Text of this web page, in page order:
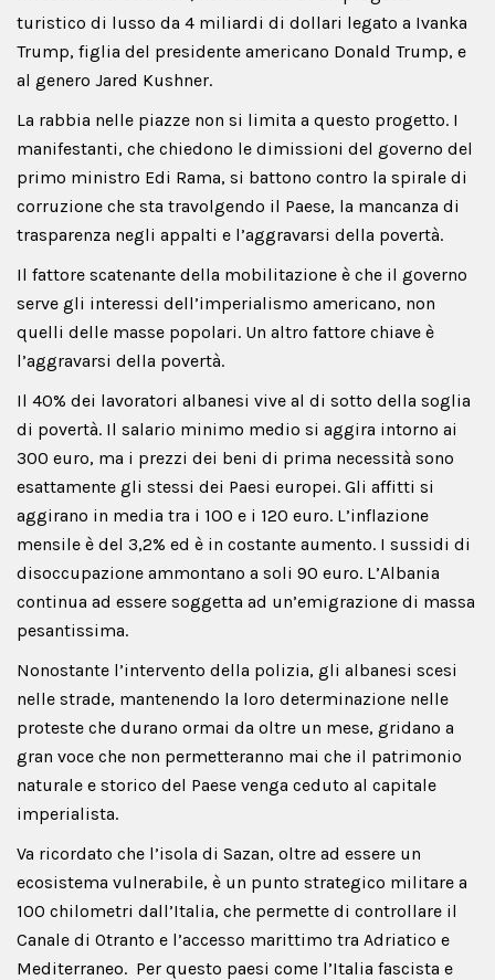
turistico di lusso da 4 miliardi di dollari legato a Ivanka
Trump, figlia del presidente americano Donald Trump, e
al genero Jared Kushner.
La rabbia nelle piazze non si limita a questo progetto. I
manifestanti, che chiedono le dimissioni del governo del
primo ministro Edi Rama, si battono contro la spirale di
corruzione che sta travolgendo il Paese, la mancanza di
trasparenza negli appalti e l’aggravarsi della povertà.
Il fattore scatenante della mobilitazione è che il governo
serve gli interessi dell’imperialismo americano, non
quelli delle masse popolari. Un altro fattore chiave è
l’aggravarsi della povertà.
Il 40% dei lavoratori albanesi vive al di sotto della soglia
di povertà. Il salario minimo medio si aggira intorno ai
300 euro, ma i prezzi dei beni di prima necessità sono
esattamente gli stessi dei Paesi europei. Gli affitti si
aggirano in media tra i 100 e i 120 euro. L’inflazione
mensile è del 3,2% ed è in costante aumento. I sussidi di
disoccupazione ammontano a soli 90 euro. L’Albania
continua ad essere soggetta ad un’emigrazione di massa
pesantissima.
Nonostante l’intervento della polizia, gli albanesi scesi
nelle strade, mantenendo la loro determinazione nelle
proteste che durano ormai da oltre un mese, gridano a
gran voce che non permetteranno mai che il patrimonio
naturale e storico del Paese venga ceduto al capitale
imperialista.
Va ricordato che l’isola di Sazan, oltre ad essere un
ecosistema vulnerabile, è un punto strategico militare a
100 chilometri dall’Italia, che permette di controllare il
Canale di Otranto e l’accesso marittimo tra Adriatico e
Mediterraneo. Per questo paesi come l’Italia fascista e